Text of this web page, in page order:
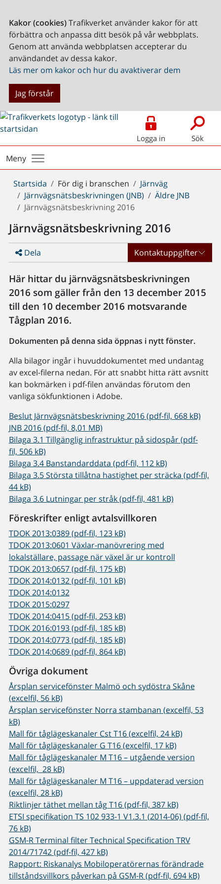
Kakor (cookies)Trafikverket använder kakor för att
förbättra och anpassa ditt besök på vår webbplats.
Genom att använda webbplatsen accepterar du
användandet av dessa kakor.
Läs mer om kakor och hur du avaktiverar dem
Jag förstår
Logga in Sök
Meny
Du
är
här:
Startsida För dig i branschen
Järnväg
Järnvägsnätsbeskrivningen (JNB)
Äldre JNB
Järnvägsnätsbeskrivning 2016
Järnvägsnätsbeskrivning 2016
Dela Kontaktuppgifter
Här hittar du järnvägsnätsbeskrivningen
2016 som gäller från den 13 december 2015
till den 10 december 2016 motsvarande
Tågplan 2016.
Dokumenten på denna sida öppnas i nytt fönster.
Alla bilagor ingår i huvuddokumentet med undantag
av excel-filerna nedan. För att snabbt hitta rätt avsnitt
kan bokmärken i pdf-filen användas förutom den
vanliga sökfunktionen i Adobe.
Beslut Järnvägsnätsbeskrivning 2016 (pdf-fil, 668 kB)
JNB 2016 (pdf-fil, 8,01 MB)
Bilaga 3.1 Tillgänglig infrastruktur på sidospår (pdf-
fil, 506 kB)
Bilaga 3.4 Banstandarddata (pdf-fil, 112 kB)
Bilaga 3.5 Största tillåtna hastighet per sträcka (pdf-fil,
44 kB)
Bilaga 3.6 Lutningar per stråk (pdf-fil, 481 kB)
Föreskrifter enligt avtalsvillkoren
TDOK 2013:0389 (pdf-fil, 123 kB)
TDOK 2013:0601 Växlar-manövrering med
lokalställare, passage när växel är ur kontroll
TDOK 2013:0657 (pdf-fil, 175 kB)
TDOK 2014:0132 (pdf-fil, 101 kB)
TDOK 2014:0132
TDOK 2015:0297
TDOK 2014:0415 (pdf-fil, 253 kB)
TDOK 2016:0193 (pdf-fil, 185 kB)
TDOK 2014:0773 (pdf-fil, 185 kB)
TDOK 2014:0689 (pdf-fil, 864 kB)
Övriga dokument
Årsplan servicefönster Malmö och sydöstra Skåne
(excelfil, 56 kB)
Årsplan servicefönster Norra stambanan (excelfil, 53
kB)
Mall för tåglägeskanaler Cst T16 (excelfil, 24 kB)
Mall för tåglägeskanaler G T16 (excelfil, 17 kB)
Mall för tåglägeskanaler M T16 – utgående version
(excelfil, 28 kB)
Mall för tåglägeskanaler M T16 – uppdaterad version
(excelfil, 28 kB)
Riktlinjer täthet mellan tåg T16 (pdf-fil, 387 kB)
ETSI specifikation TS 102 933-1 V1.3.1 (2014-06) (pdf-fil,
76 kB)
GSM-R Terminal filter Technical Specification TRV
2014/71742 (pdf-fil, 427 kB)
Rapport: Riskanalys Mobiloperatörernas förändrade
tillståndsvillkors påverkan på GSM-R (pdf-fil, 694 kB)